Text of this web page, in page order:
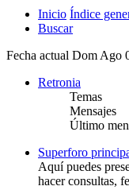
Inicio Índice
Buscar
Fecha actual Dom Ago
Retronia
Temas
Mensajes
Último
Superforo
Aquí puedes
hacer consultas,